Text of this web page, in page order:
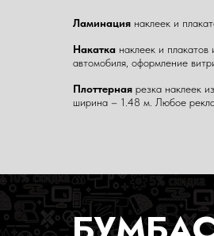
Ламинация наклеек и
Накатка наклеек и
автомобиля, оформление
Плоттерная резка наклеек
ширина – 1.48 м. Любое